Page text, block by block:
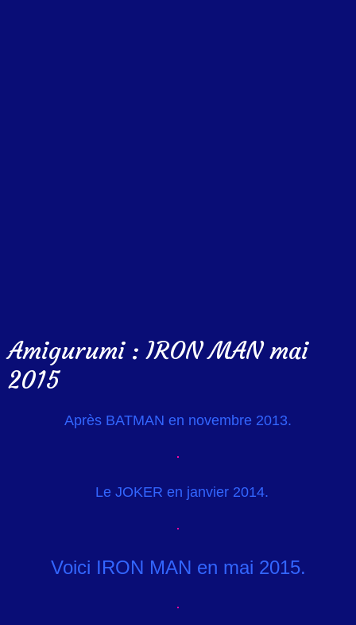
Amigurumi : IRON MAN mai
2015
Après BATMAN en novembre 2013.
Le JOKER en janvier 2014.
Voici IRON MAN en mai 2015.